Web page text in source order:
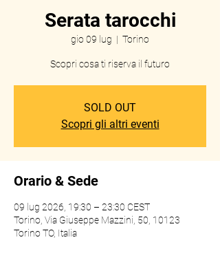
Serata tarocchi
gio 09 lug
  |
Torino
Scopri cosa ti riserva il futuro
SOLD OUT
Scopri gli altri eventi
Orario & Sede
09 lug 2026, 19:30 – 23:30 CEST
Torino, Via Giuseppe Mazzini, 50, 10123
Torino TO, Italia